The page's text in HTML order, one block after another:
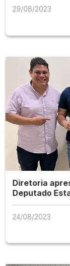
29/08/2023
Diretoria
Deputado
24/08/2023